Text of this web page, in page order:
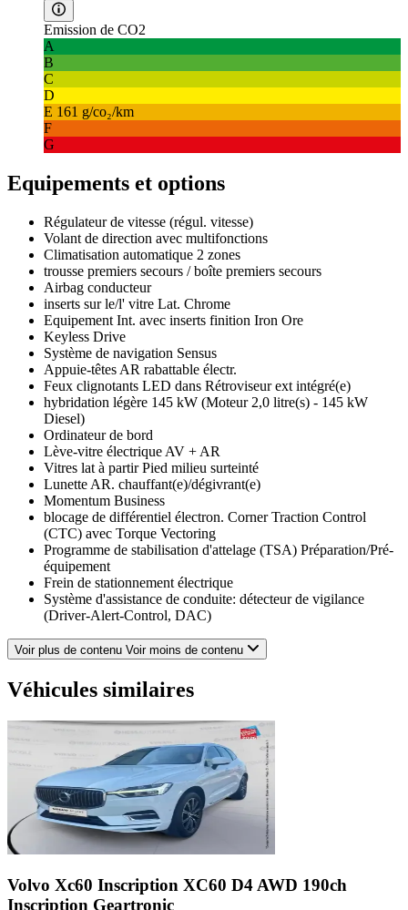
Emission de CO2
A
B
C
D
E 161 g/co₂/km
F
G
Equipements et options
Régulateur de vitesse (régul. vitesse)
Volant de direction avec multifonctions
Climatisation automatique 2 zones
trousse premiers secours / boîte premiers secours
Airbag conducteur
inserts sur le/l' vitre Lat. Chrome
Equipement Int. avec inserts finition Iron Ore
Keyless Drive
Système de navigation Sensus
Appuie-têtes AR rabattable électr.
Feux clignotants LED dans Rétroviseur ext intégré(e)
hybridation légère 145 kW (Moteur 2,0 litre(s) - 145 kW
Diesel)
Ordinateur de bord
Lève-vitre électrique AV + AR
Vitres lat à partir Pied milieu surteinté
Lunette AR. chauffant(e)/dégivrant(e)
Momentum Business
blocage de différentiel électron. Corner Traction Control
(CTC) avec Torque Vectoring
Programme de stabilisation d'attelage (TSA) Préparation/Pré-
équipement
Frein de stationnement électrique
Système d'assistance de conduite: détecteur de vigilance
(Driver-Alert-Control, DAC)
Système d'assistance de conduite: Limiteur de vitesse en
descente (HDC)
Protecteurs de bas de marche avec revêtement aluminium
Système d'airbag crânien
Verrouillage centralisé avec Cde à distance
Indicateur de température Ext.
Supports Isofix pour siège enfant
contrôle pression pneumatiques
Système Start & Stop
Système d'assistance de conduite: Run-off Road Protection
Accoudoir central AR avec Support à boissons
Appuie-têtes AR rabattable
barre(s) de toit finition/aspect Aluminium
Colonne de direction (Volant de direction) réglable(s) en
Voir plus de contenu Voir moins de contenu
Véhicules similaires
Volvo Xc60 Inscription XC60 D4 AWD 190ch
Inscription Geartronic